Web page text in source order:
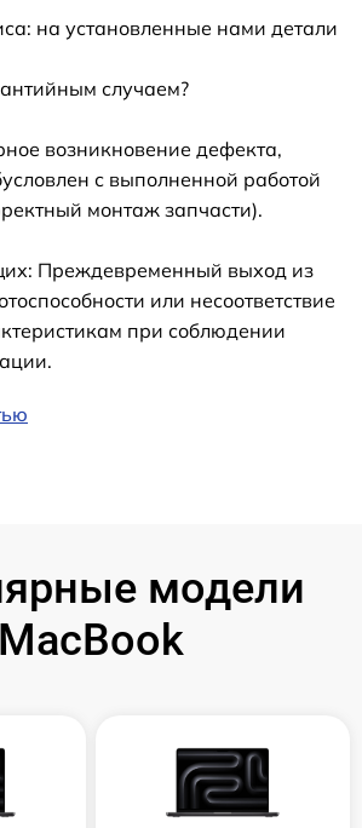
на установленные нами детали
случаем?
возникновение дефекта,
с выполненной работой
монтаж запчасти).
Преждевременный выход из
или несоответствие
при соблюдении
модели
MacBook